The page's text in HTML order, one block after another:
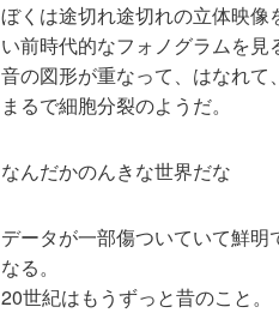
ぼくは途切れ途切れの立体映
い前時代的なフォノグラムを見
音の図形が重なって、はなれて
まるで細胞分裂のようだ。
なんだかのんきな世界だな
データが一部傷ついていて鮮
なる。
20世紀はもうずっと昔のこと。